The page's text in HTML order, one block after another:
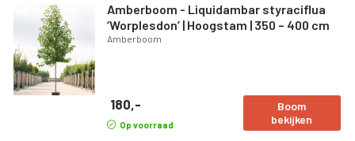
Amberboom - Liquidambar styraciflua
‘Worplesdon’ | Hoogstam | 350 – 400 cm
Amberboom
180,-
Op voorraad
Boom
bekijken